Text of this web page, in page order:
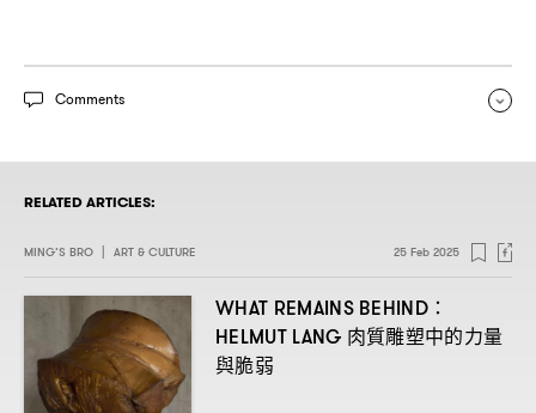
Comments
RELATED ARTICLES:
MING’S BRO ART & CULTURE 25 Feb 2025
WHAT REMAINS BEHIND：
HELMUT LANG 肉質雕塑中的力量
與脆弱